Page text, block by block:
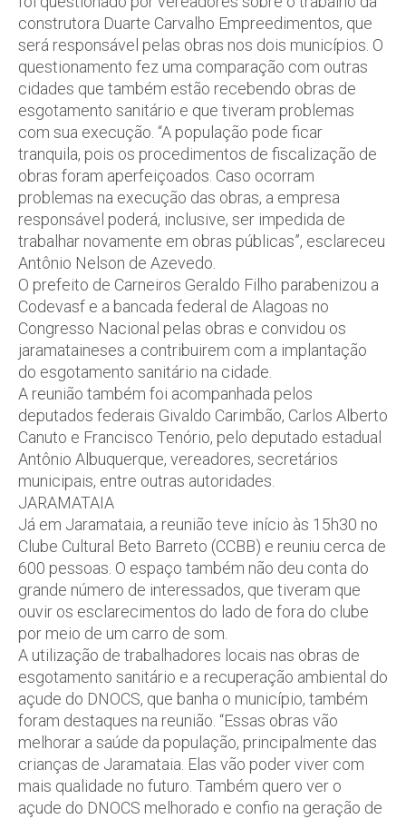
construtora Duarte Carvalho Empreedimentos, que
será responsável pelas obras nos dois municípios. O
questionamento fez uma comparação com outras
cidades que também estão recebendo obras de
esgotamento sanitário e que tiveram problemas
com sua execução. “A população pode ficar
tranquila, pois os procedimentos de fiscalização de
obras foram aperfeiçoados. Caso ocorram
problemas na execução das obras, a empresa
responsável poderá, inclusive, ser impedida de
trabalhar novamente em obras públicas”, esclareceu
Antônio Nelson de Azevedo.
O prefeito de Carneiros Geraldo Filho parabenizou a
Codevasf e a bancada federal de Alagoas no
Congresso Nacional pelas obras e convidou os
jaramataineses a contribuirem com a implantação
do esgotamento sanitário na cidade.
A reunião também foi acompanhada pelos
deputados federais Givaldo Carimbão, Carlos Alberto
Canuto e Francisco Tenório, pelo deputado estadual
Antônio Albuquerque, vereadores, secretários
municipais, entre outras autoridades.
JARAMATAIA
Já em Jaramataia, a reunião teve início às 15h30 no
Clube Cultural Beto Barreto (CCBB) e reuniu cerca de
600 pessoas. O espaço também não deu conta do
grande número de interessados, que tiveram que
ouvir os esclarecimentos do lado de fora do clube
por meio de um carro de som.
A utilização de trabalhadores locais nas obras de
esgotamento sanitário e a recuperação ambiental do
açude do DNOCS, que banha o município, também
foram destaques na reunião. “Essas obras vão
melhorar a saúde da população, principalmente das
crianças de Jaramataia. Elas vão poder viver com
mais qualidade no futuro. Também quero ver o
açude do DNOCS melhorado e confio na geração de